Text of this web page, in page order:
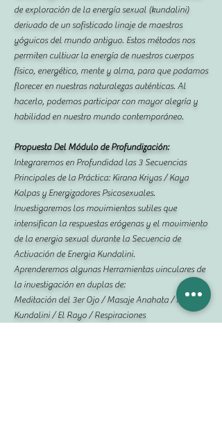
de exploración de la energía sexual (kundalini)
derivado de un sofisticado linaje de maestros
yóguicos del mundo antiguo. Estos métodos nos
permiten cultivar la energía de nuestros cuerpos
físico, energético, mente y alma, para que podamos
florecer en nuestras naturalezas auténticas. Al
hacerlo, podemos participar con mayor alegría y
habilidad en nuestro mundo contemporáneo.
Propuesta Del Módulo de Profundización:
Integraremos en Profundidad las 3 Secuencias
Principales de la Práctica: Kirana Kriyas / Kaya
Kalpas y Energizadores Psicosexuales.
Investigaremos los movimientos sutiles que
intensifican la respuestas erógenas y el movimiento
de la energia sexual durante la Secuencia de
Activación de Energia Kundalini.
Aprenderemos algunas Herramientas vinculares de
la investigación en duplas de:
Meditación del 3er Ojo / Masaje Anahata / Masaje
Kundalini / El Rayo / Respiraciones